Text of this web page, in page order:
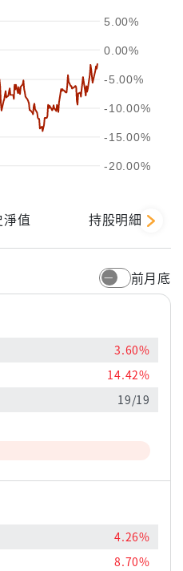
-20.00%
-15.00%
-10.00%
-5.00%
0.00%
5.00%
3年
試算
值 持股明細
前月底
3.60%
14.42%
19/19
4.26%
8.70%